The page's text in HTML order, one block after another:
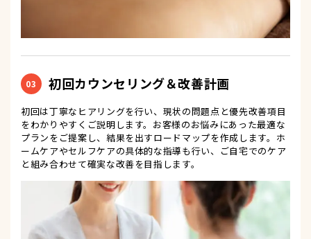
03 初回カウンセリング＆改善計画
初回は丁寧なヒアリングを行い、現状の問題点と優先改善項目
をわかりやすくご説明します。お客様のお悩みにあった最適な
プランをご提案し、結果を出すロードマップを作成します。ホ
ームケアやセルフケアの具体的な指導も行い、ご自宅でのケア
と組み合わせて確実な改善を目指します。